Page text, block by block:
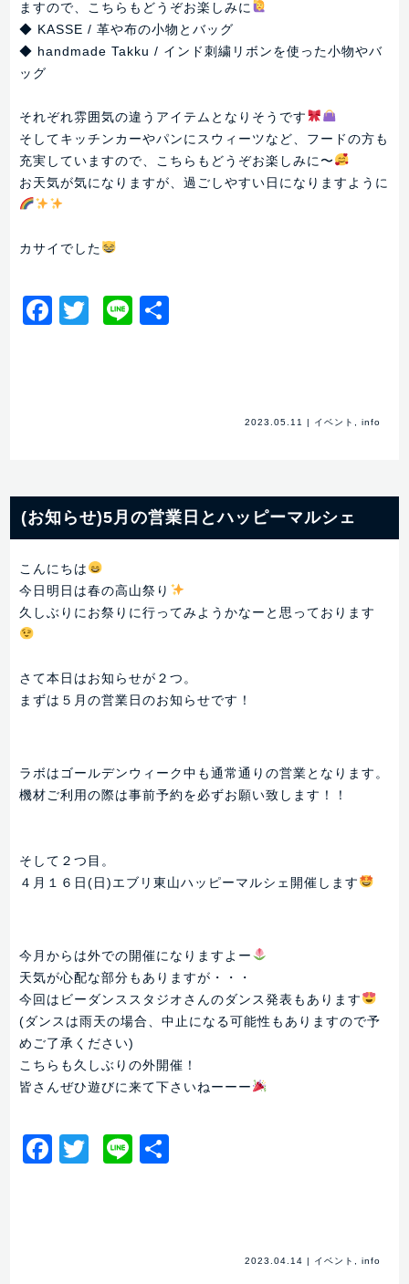
ますので、こちらもどうぞお楽しみに
◆ KASSE / 革や布の小物とバッグ
◆ handmade Takku / インド刺繍リボンを使った小物やバ
ッグ
それぞれ雰囲気の違うアイテムとなりそうです
そしてキッチンカーやパンにスウィーツなど、フードの方も
充実していますので、こちらもどうぞお楽しみに〜
お天気が気になりますが、過ごしやすい日になりますように
カサイでした
Facebook
Twitter
Line
2023.05.11 | イベント info
(お知らせ)5月の営業日とハッピーマルシェ
こんにちは
今日明日は春の高山祭り
久しぶりにお祭りに行ってみようかなーと思っております
さて本日はお知らせが２つ。
まずは５月の営業日のお知らせです！
ラボはゴールデンウィーク中も通常通りの営業となります。
機材ご利用の際は事前予約を必ずお願い致します！！
そして２つ目。
４月１６日(日)エブリ東山ハッピーマルシェ開催します
今月からは外での開催になりますよー
天気が心配な部分もありますが・・・
今回はビーダンススタジオさんのダンス発表もあります
(ダンスは雨天の場合、中止になる可能性もありますので予
めご了承ください)
こちらも久しぶりの外開催！
皆さんぜひ遊びに来て下さいねーーー
Facebook
Twitter
Line
2023.04.14 | イベント info